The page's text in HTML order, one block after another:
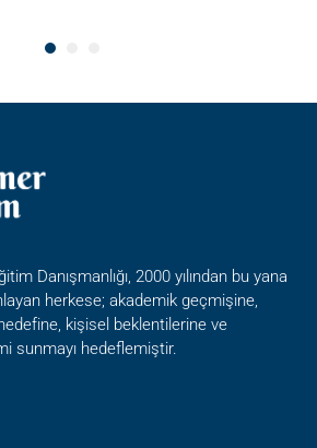
Danışmanlığı, 2000 yılından bu yana
herkese; akademik geçmişine,
kişisel beklentilerine ve
sunmayı hedeflemiştir.